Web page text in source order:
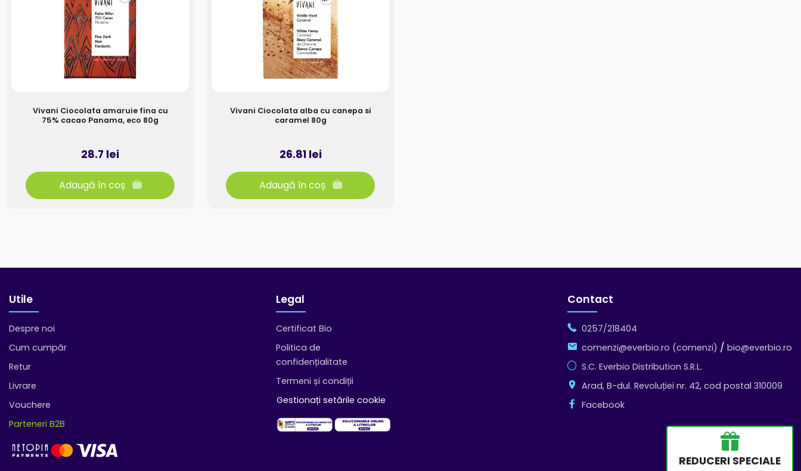
Vivani Ciocolata amaruie fina cu
75% cacao Panama, eco 80g
28.7 lei
Adaugă în coș
Vivani Ciocolata alba cu canepa si
caramel 80g
26.81 lei
Adaugă în coș
REDUCERI SPECIALE
Utile
Despre noi
Cum cumpăr
Retur
Livrare
Vouchere
Parteneri B2B
Legal
Certificat Bio
Politica de
confidențialitate
Termeni și condiții
Gestionați setările cookie
Contact
0257/218404
comenzi@everbio.ro (comenzi) / bio@everbio.ro
S.C. Everbio Distribution S.R.L.
Arad, B-dul. Revoluției nr. 42, cod postal 310009
Facebook